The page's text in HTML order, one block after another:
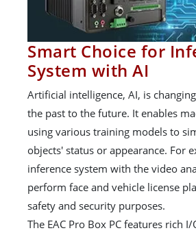
Smart Choice for
System with AI
Artificial intelligence, AI, is
the past to the future. It enables
using various training models to
objects' status or appearance. For
inference system with the video
perform face and vehicle license
safety and security purposes.
The EAC Pro Box PC features rich